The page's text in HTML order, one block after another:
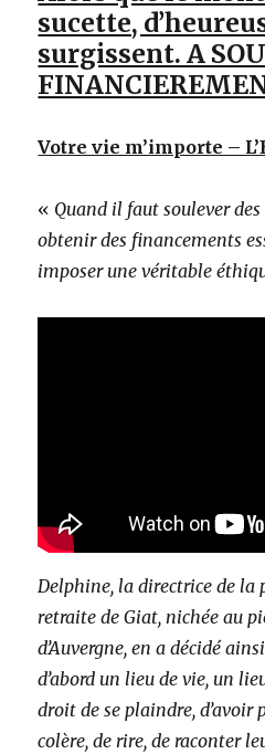
sucette,
surgissent. A
Votre vie m’importe –
« Quand il faut soulever
obtenir des financements
imposer une véritable
Delphine, la directrice de la
retraite de Giat, nichée au
d’Auvergne, en a décidé
d’abord un lieu de vie, un
droit de se plaindre, d’avoir
colère, de rire, de raconter